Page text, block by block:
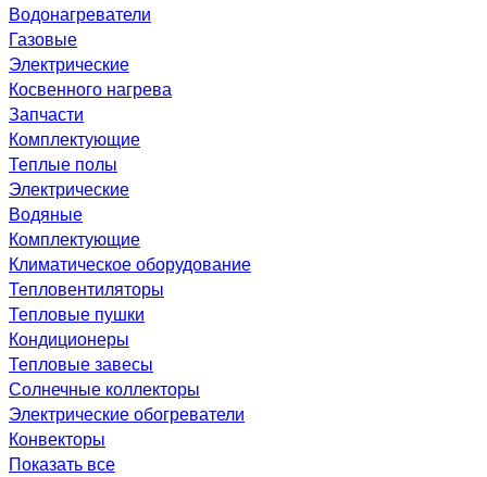
Водонагреватели
Газовые
Электрические
Косвенного нагрева
Запчасти
Комплектующие
Теплые полы
Электрические
Водяные
Комплектующие
Климатическое оборудование
Тепловентиляторы
Тепловые пушки
Кондиционеры
Тепловые завесы
Солнечные коллекторы
Электрические обогреватели
Конвекторы
Показать все